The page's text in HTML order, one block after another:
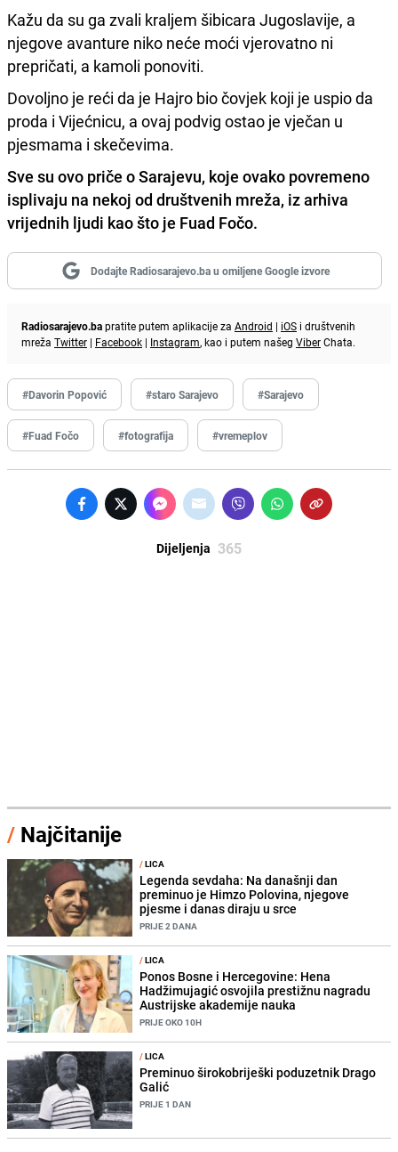
Kažu da su ga zvali kraljem šibicara Jugoslavije, a
njegove avanture niko neće moći vjerovatno ni
prepričati, a kamoli ponoviti.
Dovoljno je reći da je Hajro bio čovjek koji je uspio da
proda i Vijećnicu, a ovaj podvig ostao je vječan u
pjesmama i skečevima.
Sve su ovo priče o Sarajevu, koje ovako povremeno
isplivaju na nekoj od društvenih mreža, iz arhiva
vrijednih ljudi kao što je Fuad Fočo.
Dodajte Radiosarajevo.ba u omiljene Google izvore
Radiosarajevo.bapratite putem aplikacije za Android | iOS i društvenih
mreža Twitter | Facebook | Instagram, kao i putem našeg ViberChata.
#Davorin Popović #staro Sarajevo #Sarajevo
#Fuad Fočo #fotografija #vremeplov
Dijeljenja 365
/ Najčitanije
/LICA
Legenda sevdaha: Na današnji dan
preminuo je Himzo Polovina, njegove
pjesme i danas diraju u srce
PRIJE 2 DANA
/LICA
Ponos Bosne i Hercegovine: Hena
Hadžimujagić osvojila prestižnu nagradu
Austrijske akademije nauka
PRIJE OKO 10H
/LICA
Preminuo širokobriješki poduzetnik Drago
Galić
PRIJE 1 DAN